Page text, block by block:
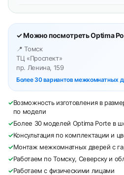
✓ Можно посмотреть Optima
📍 Томск
ТЦ «Проспект»
пр. Ленина, 159
Более 30 вариантов межкомнатных
✓Возможность изготовления в
по модели
✓Более 30 моделей Optima Porte в
✓Консультация по комплектации и
✓Монтаж межкомнатных дверей с
✓Работаем по Томску, Северску и
✓Работаем с физическими лицами